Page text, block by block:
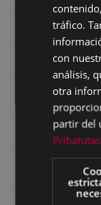
Ciclismo
Ciclismo "A
Dibujos de
Eibar desde el
Eibartarren
tráfico.
con
análisis,
otra
partir del